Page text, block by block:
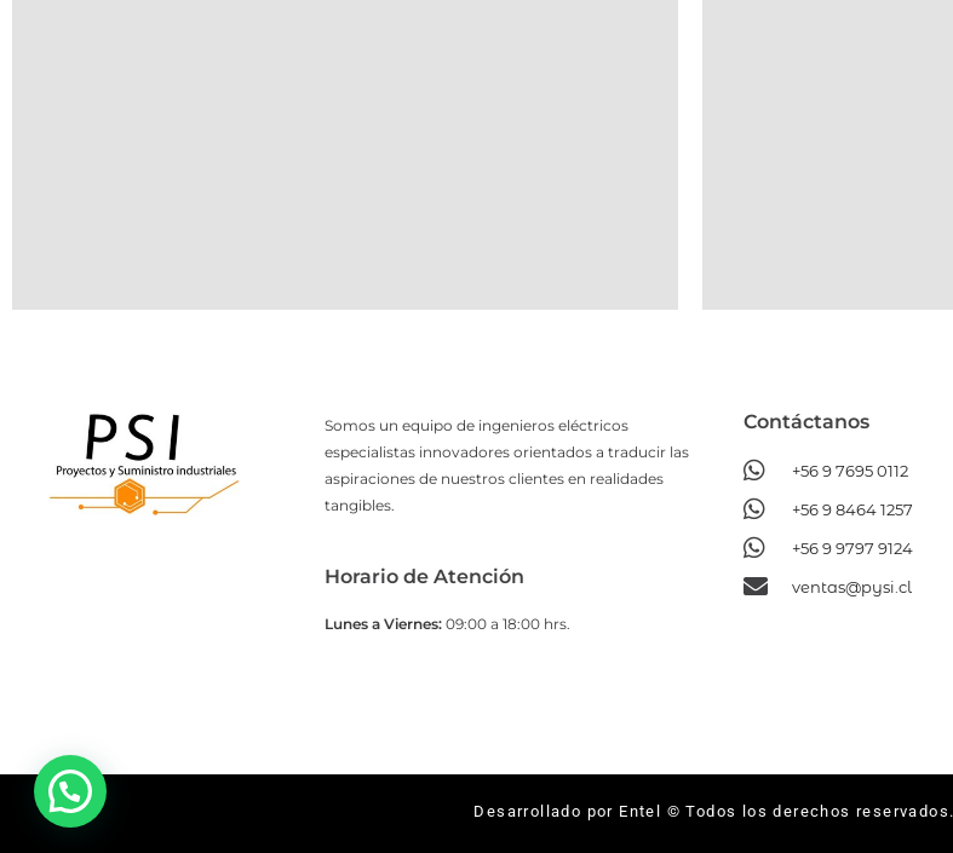
Somos un equipo de ingenieros eléctricos
especialistas innovadores orientados a traducir las
aspiraciones de nuestros clientes en realidades
tangibles.
Horario de Atención
Lunes a Viernes:09:00 a 18:00 hrs.
Contáctanos​
+56 9 7695 0112
+56 9 8464 1257
+56 9 9797 9124
ventas@pysi.cl
Desarrollado por Entel © Todos los derechos reservados.